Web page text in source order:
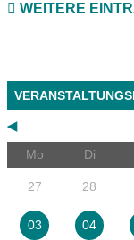
WEITERE
◀
Mo
Di
27 28
03 04